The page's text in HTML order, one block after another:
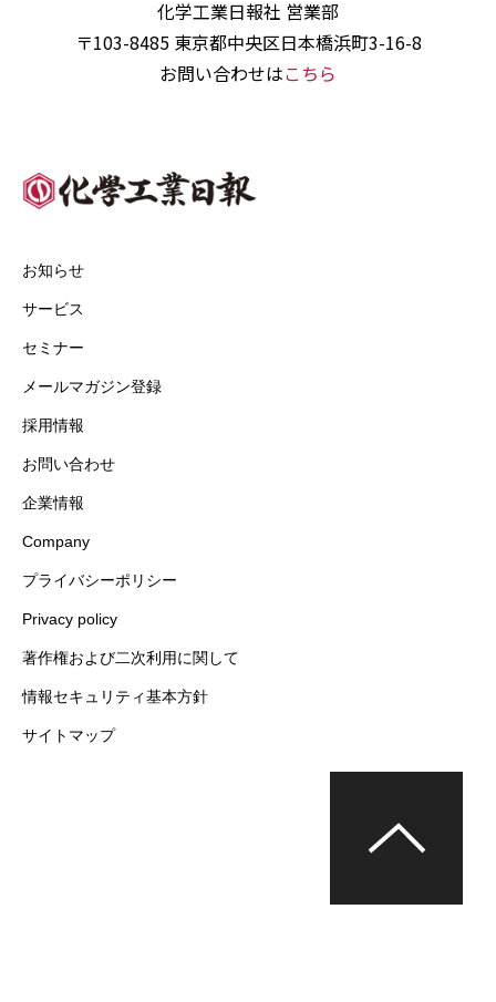
化学工業日報社 営業部
〒103-8485 東京都中央区日本橋浜町3-16-8
お問い合わせはこちら
お知らせ
サービス
セミナー
メールマガジン登録
採用情報
お問い合わせ
企業情報
Company
プライバシーポリシー
Privacy policy
著作権および二次利用に関して
情報セキュリティ基本方針
サイトマップ